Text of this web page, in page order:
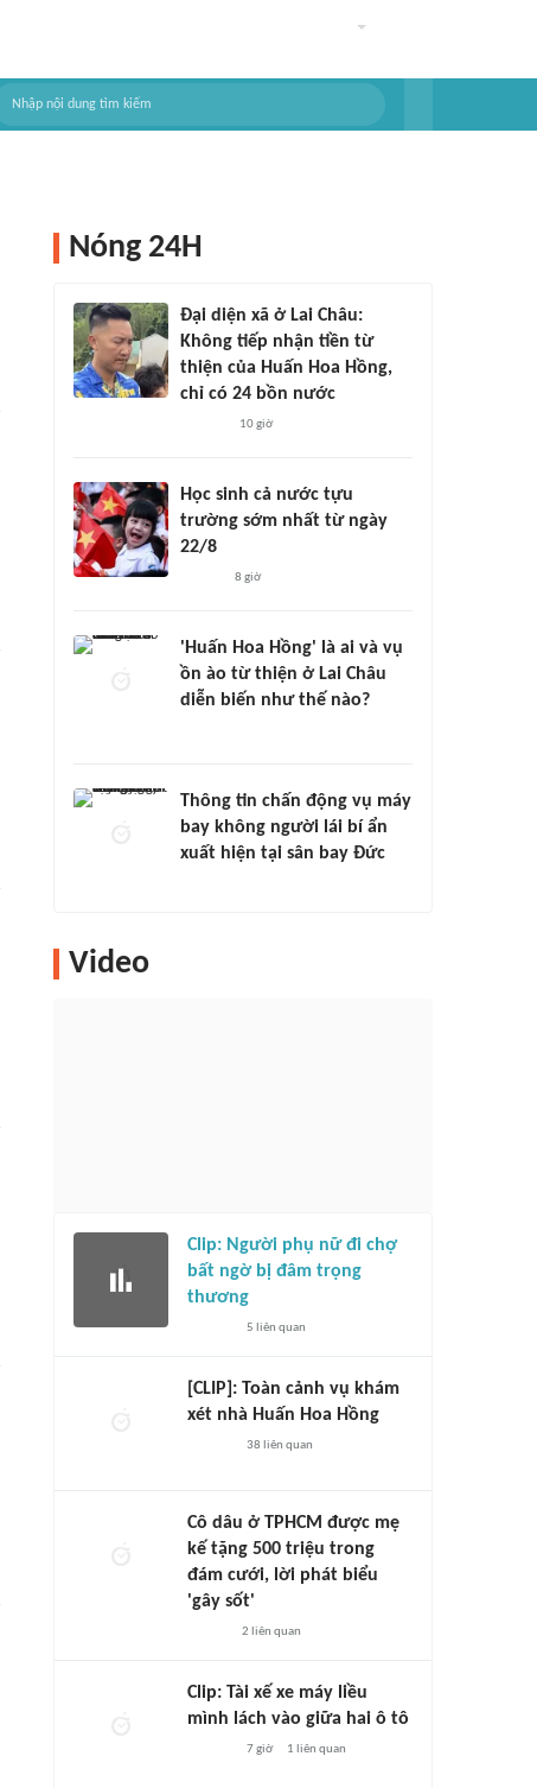
Nóng 24H
Đại diện xã ở Lai Châu:
Không tiếp nhận tiền từ
thiện của Huấn Hoa Hồng,
chỉ có 24 bồn nước
10 giờ
Học sinh cả nước tựu
trường sớm nhất từ ngày
22/8
8 giờ
'Huấn Hoa Hồng' là ai và vụ
ồn ào từ thiện ở Lai Châu
diễn biến như thế nào?
Thông tin chấn động vụ máy
bay không người lái bí ẩn
xuất hiện tại sân bay Đức
Video
Clip: Người phụ nữ đi chợ
bất ngờ bị đâm trọng
thương
5 liên quan
[CLIP]: Toàn cảnh vụ khám
xét nhà Huấn Hoa Hồng
38 liên quan
Cô dâu ở TPHCM được mẹ
kế tặng 500 triệu trong
đám cưới, lời phát biểu
'gây sốt'
2 liên quan
Clip: Tài xế xe máy liều
mình lách vào giữa hai ô tô
7 giờ 1 liên quan